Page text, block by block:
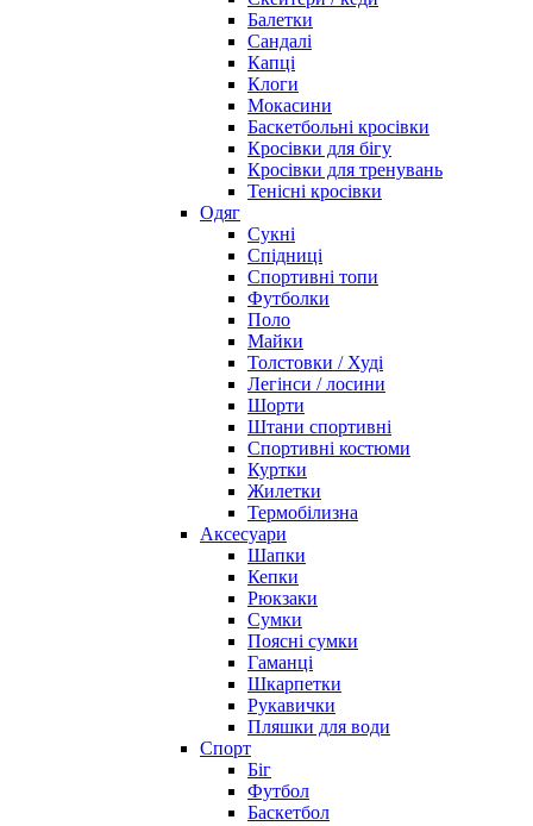
Балетки
Сандалі
Капці
Клоги
Мокасини
Баскетбольні кросівки
Кросівки для бігу
Кросівки для тренувань
Тенісні кросівки
Одяг
Сукні
Спідниці
Спортивні топи
Футболки
Поло
Майки
Толстовки / Худі
Легінси / лосини
Шорти
Штани спортивні
Спортивні костюми
Куртки
Жилетки
Термобілизна
Аксесуари
Шапки
Кепки
Рюкзаки
Сумки
Поясні сумки
Гаманці
Шкарпетки
Рукавички
Пляшки для води
Спорт
Біг
Футбол
Баскетбол